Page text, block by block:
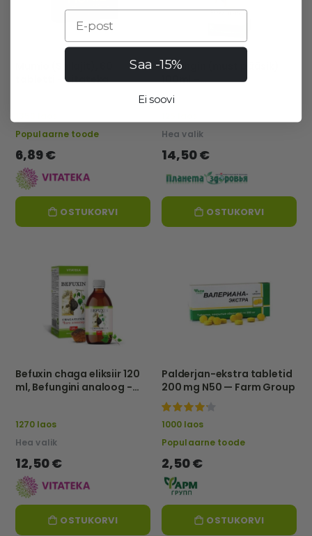
tabletti - Vitateka
Populaarne toode
6,89 €
OSTUKORVI
Befungin (must pääsik)
100ml –
Tathimfarmpreparatõ –
Eu
Hea valik
14,50 €
OSTUKORVI
Befuxin chaga eliksiir 120
ml, Befungini analoog -
1270 laos
Hea valik
12,50 €
OSTUKORVI
Palderjan-ekstra tabletid
200 mg N50 — Farm Group
100%
1000 laos
Populaarne toode
2,50 €
OSTUKORVI
Saa -15%
Ei soovi